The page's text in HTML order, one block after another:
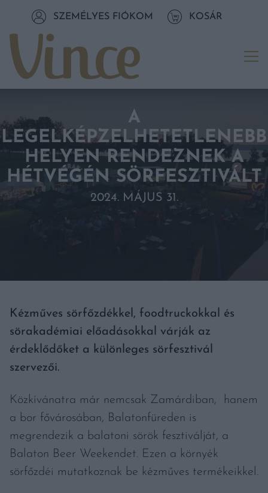
Tovább a tartalomhozSZEMÉLYES FIÓKOM KOSÁR
A
LEGELKÉPZELHETETLENEBB
HELYEN RENDEZNEK A
HÉTVÉGÉN SÖRFESZTIVÁLT
2024. MÁJUS 31.
Kézműves sörfőzdékkel, foodtruckokkal és
sörakadémiai előadásokkal várják az
érdeklődőket a különleges sörfesztivál
szervezői.
Közkívánatra már nemcsak Zamárdiban, hanem
a bor fővárosában, Balatonfüreden is
megrendezik a balatoni sörök fesztiválját, a
Balaton Beer Weekendet. Ezen a környék
sörfőzdéi mutatkoznak be kézműves termékeikkel.